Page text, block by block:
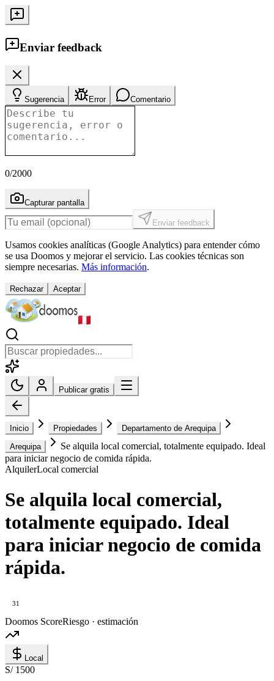
Enviar feedback
Sugerencia Error Comentario
0/2000
Capturar pantalla
Enviar feedback
Usamos cookies analíticas (Google Analytics) para entender cómo
se usa Doomos y mejorar el servicio. Las cookies técnicas son
siempre necesarias. Más información.
Rechazar Aceptar
Publicar gratis
Inicio Propiedades
Departamento de Arequipa
Arequipa
Se alquila local comercial, totalmente equipado. Ideal
para iniciar negocio de comida rápida.
AlquilerLocal comercial
Se alquila local comercial,
totalmente equipado. Ideal
para iniciar negocio de comida
rápida.
31
Doomos ScoreRiesgo · estimación
Local
S/ 1500